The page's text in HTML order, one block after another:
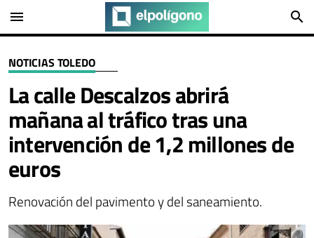
menu search
NOTICIAS TOLEDO
La calle Descalzos abrirá
mañana al tráfico tras una
intervención de 1,2 millones de
euros
Renovación del pavimento y del saneamiento.